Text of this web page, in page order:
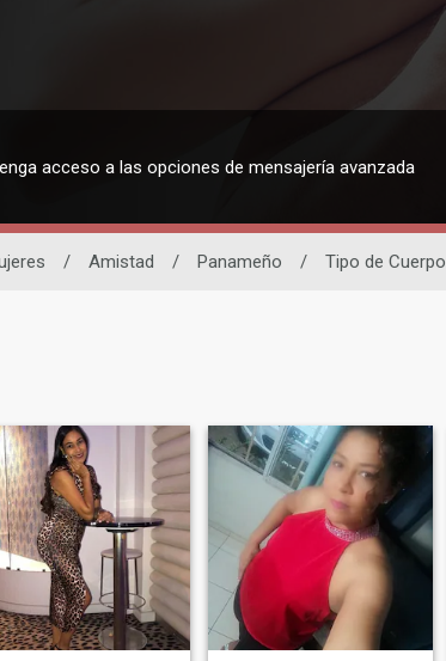
acceso a las opciones de mensajería avanzada
/ Amistad / Panameño / Tipo de Cuerpo